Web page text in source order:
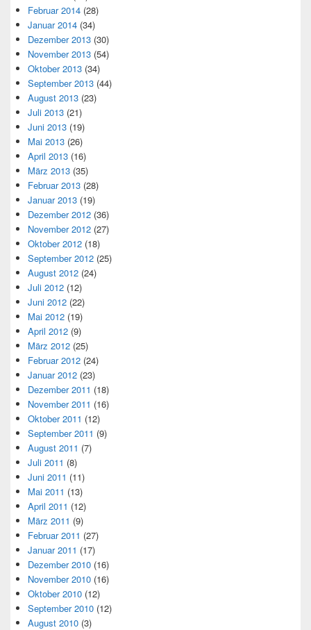
Februar 2014 (28)
Januar 2014 (34)
Dezember 2013 (30)
November 2013 (54)
Oktober 2013 (34)
September 2013 (44)
August 2013 (23)
Juli 2013 (21)
Juni 2013 (19)
Mai 2013 (26)
April 2013 (16)
März 2013 (35)
Februar 2013 (28)
Januar 2013 (19)
Dezember 2012 (36)
November 2012 (27)
Oktober 2012 (18)
September 2012 (25)
August 2012 (24)
Juli 2012 (12)
Juni 2012 (22)
Mai 2012 (19)
April 2012 (9)
März 2012 (25)
Februar 2012 (24)
Januar 2012 (23)
Dezember 2011 (18)
November 2011 (16)
Oktober 2011 (12)
September 2011 (9)
August 2011 (7)
Juli 2011 (8)
Juni 2011 (11)
Mai 2011 (13)
April 2011 (12)
März 2011 (9)
Februar 2011 (27)
Januar 2011 (17)
Dezember 2010 (16)
November 2010 (16)
Oktober 2010 (12)
September 2010 (12)
August 2010 (3)